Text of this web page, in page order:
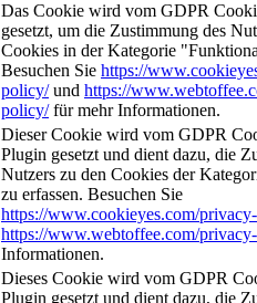
Das Cookie wird vom GDPR
gesetzt, um die Zustimmung des
Cookies in der Kategorie
Besuchen Sie https://
policy/und https://
policy/für mehr Informationen.
Dieser Cookie wird vom GDPR
Plugin gesetzt und dient dazu, die
Nutzers zu den Cookies der
zu erfassen. Besuchen Sie
https://www.cookieyes.com/
https://www.webtoffee.com/
Informationen.
Dieses Cookie wird vom GDPR
Plugin gesetzt und dient dazu, die